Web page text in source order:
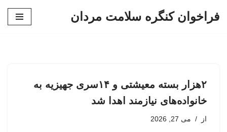
فراخوان کنگره سلامت مردان
۲هزار بسته معیشتی و ۱۴سری جهیزیه به
خانواده‌های نیازمند اهدا شد
از می 27, 2026